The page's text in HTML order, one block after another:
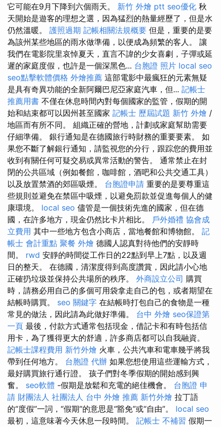
它可能在9月下降到六個雨天。 新竹 外燴 ptt seo優化 秋
天開始是遊客的理想之選，因為猛烈的熱量經歷了，但是水
仍然溫暖。 護照過期 記帳相關法規概要 但是，重要的是要
為該州某些地區的雨水做準備，以便成為頻繁的客人。 讓
我們在電影院里哀悼夏天，直言不諱的少女喜劇，子彈或延
遲的家庭度假，也許是一個深黑色... 台胞證 照片 local seo
seo點擊軟體價格 外燴推薦 這部電影中最瘋狂的元素無疑
是具有奇異功能的全新阿爾巴尼亞家庭汽車，但... 記帳士
推薦用書 不僅在休息時間內對每個國家的監管，假期的開
始和結束都可以因州甚至國家 記帳士 歷屆試題 新竹 外燴 /
地區而有所不同。 組織正確的營地，計劃或家庭幫助需要
仔細準備。 銀行通知是在德國旅行時財務的重要要素。 如
果您不斷了解銀行通知，請監視您的分行，跟踪您的費用並
收到有關任何可疑交易或異常活動的警告。 通常禁止在封
閉的公共區域（例如餐館，咖啡館，酒吧和公共交通工具）
以及放置禁酒的郊區吸煙。 台胞證申請 重要的是要尊重這
些規則並避免在禁區中吸煙，以避免罰款並促進每個人的健
康環境。 local seo 儘管是一個技術先進的國家，但在德
國，在許多地方，現金仍然比卡片相比。 戶外婚禮 協會成
立費用 其中一些地方包含小商店，當地餐館和博物館。 記
帳士 會計重點 聚餐 外燴 德國人認真對待他們的安靜時
間。 rwd 安靜的時間從工作日的22點到早上7點，以及週
日的整天。 在德國，清潔度得到高度讚賞，因此請小心地
正確扔垃圾並保持公共場所的秩序。 外商設立公司 購買
時，請務必用自己的多個可用袋拿走自己的包，或者期望在
結帳時購買。 seo 關鍵字 在結帳時打包自己的食物是一種
常見的做法，因此請為此做好準備。 台中 外燴 seo保證第
一頁 最後，付款方式通常包括現金，借記卡和有時包括信
用卡，為了獲得更大的舒適，許多商店都可以自我融資。
記帳士課程費用 新竹外燴 火車，公共汽車和電車幾乎將我
帶到任何地方。 台胞證 代辦 如果您想使用這些運輸方式，
最好購買旅行通行證。 孩子們對冬季假期的開始感到興
奮。 seo軟體 -假期是放鬆和充電的絕佳機會。 台胞證 申
請 財團法人 社團法人 台中 外燴 推薦 新竹外燴 拉丁語
的“度假”一詞，“假期”的意思是“豁免”或“自由”。 local seo
最初，這意味著今天休息一段時間。 記帳士 不補習 假期一